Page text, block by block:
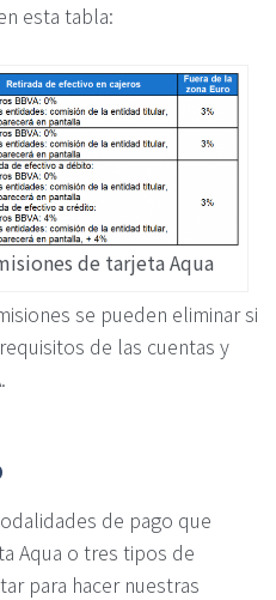
esta tabla:
de tarjeta Aqua
se pueden eliminar si
de las cuentas y
de pago que
Aqua o tres tipos de
para hacer nuestras